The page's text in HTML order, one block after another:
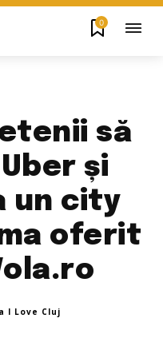
0
să
și
un city
oferit
I Love Cluj